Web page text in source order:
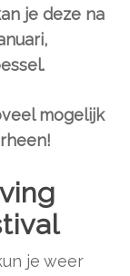
je deze na
mogelijk
je weer